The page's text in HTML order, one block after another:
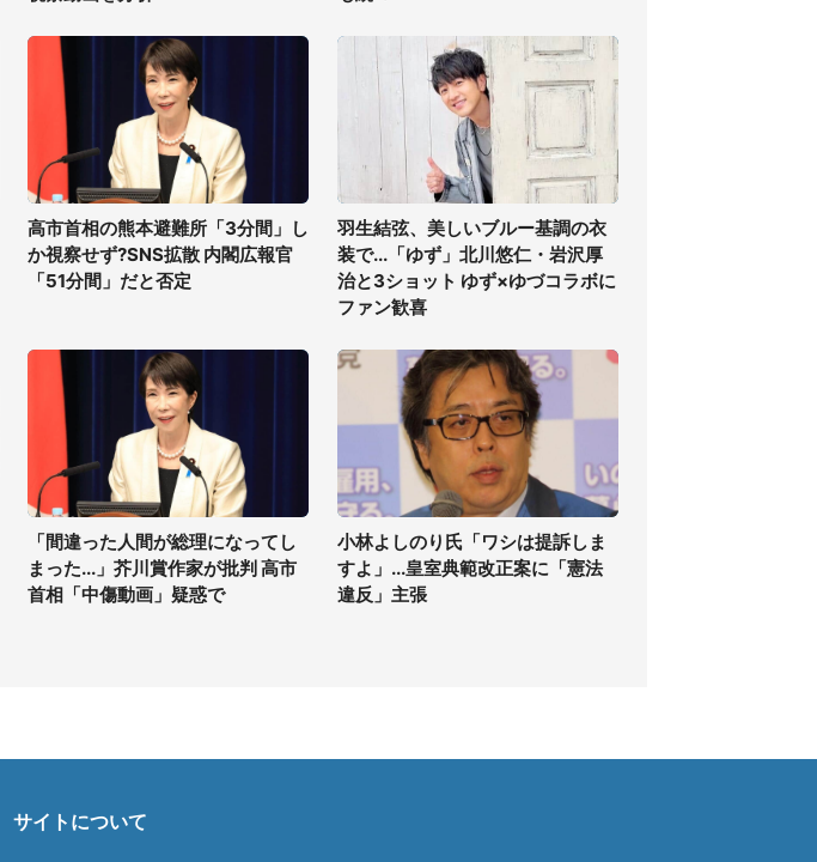
高市首相の熊本避難所「3分間」し
か視察せず?SNS拡散 内閣広報官
「51分間」だと否定
羽生結弦、美しいブルー基調の衣
装で...「ゆず」北川悠仁・岩沢厚
治と3ショット ゆず×ゆづコラボに
ファン歓喜
「間違った人間が総理になってし
まった...」芥川賞作家が批判 高市
首相「中傷動画」疑惑で
小林よしのり氏「ワシは提訴しま
すよ」...皇室典範改正案に「憲法
違反」主張
サイトについて